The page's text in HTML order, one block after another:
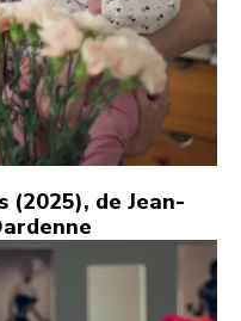
(2025), de Jean-